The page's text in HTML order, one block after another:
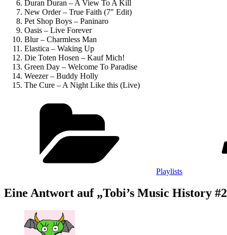
Duran Duran – A View To A Kill
New Order – True Faith (7″ Edit)
Pet Shop Boys – Paninaro
Oasis – Live Forever
Blur – Charmless Man
Elastica – Waking Up
Die Toten Hosen – Kauf Mich!
Green Day – Welcome To Paradise
Weezer – Buddy Holly
The Cure – A Night Like this (Live)
Playlists
Eine Antwort auf „Tobi’s Music History